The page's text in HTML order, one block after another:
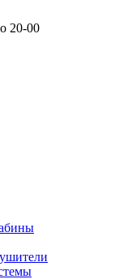
20-00